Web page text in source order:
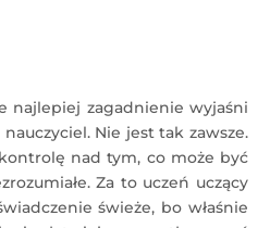
najlepiej zagadnienie wyjaśni
Nie jest tak zawsze.
nad tym, co może być
Za to uczeń uczący
świeże, bo właśnie